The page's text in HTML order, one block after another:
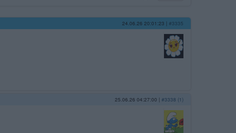
24.06.26 20:01:23 | #3335
25.06.26 04:27:00 | #3338 (1)